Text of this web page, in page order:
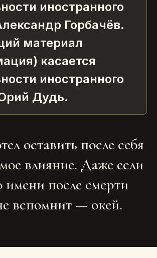
иностранного
Горбачёв.
материал
касается
иностранного
Дудь.
оставить после себя
влияние. Даже если
имени после смерти
вспомнит — окей.